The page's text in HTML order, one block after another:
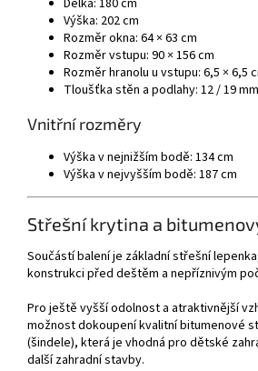
Výška: 202 cm
Rozměr okna: 64 × 63 cm
Rozměr vstupu: 90 × 156 cm
Rozměr hranolu u vstupu: 6,5 × 6,5
Tloušťka stěn a podlahy: 12 / 19 mm
Vnitřní rozměry
Výška v nejnižším bodě: 134 cm
Výška v nejvyšším bodě: 187 cm
Střešní krytina a
Součástí balení je základní střešní
konstrukci před deštěm a nepříznivým
Pro ještě vyšší odolnost a atraktivnější
možnost dokoupení kvalitní bitumenové
(šindele), která je vhodná pro dětské
další zahradní stavby.